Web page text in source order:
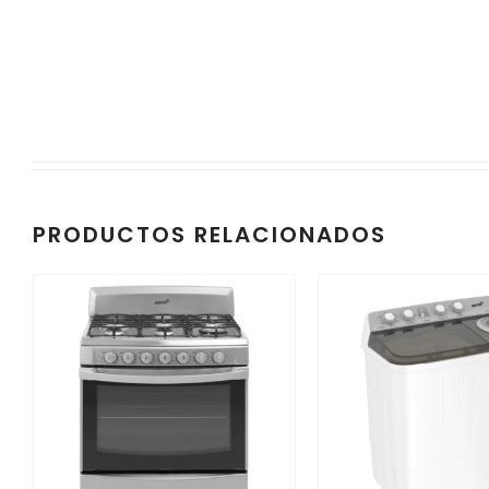
PRODUCTOS RELACIONADOS